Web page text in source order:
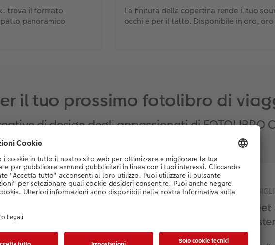
trova il formato
panoramico
La finitura della copertina rende il tuo
occhi e per il tatto. Disponibile in oro,
il tuo prossimo fotolibro di
di design degli appassionati di FOTOLIBRO